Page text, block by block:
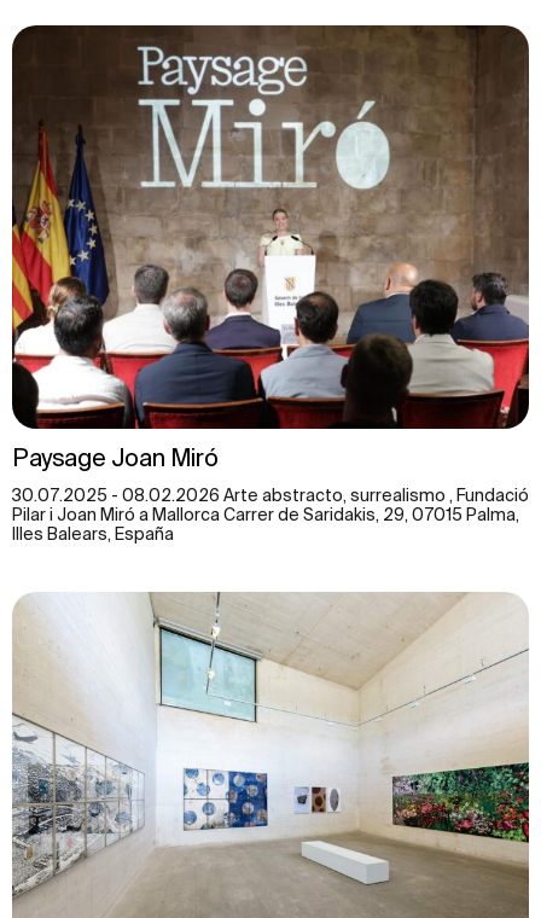
Paysage Joan Miró
30.07.2025 - 08.02.2026 Arte abstracto, surrealismo , Fundació
Pilar i Joan Miró a Mallorca Carrer de Saridakis, 29, 07015 Palma,
Illes Balears, España